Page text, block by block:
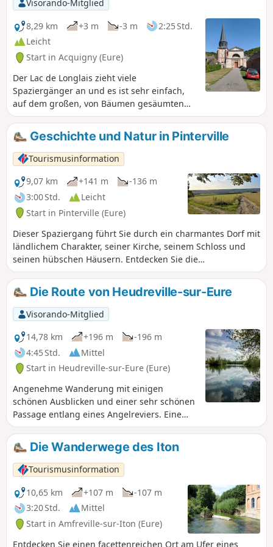
Visorando-Mitglied
8,29 km
+3 m -3 m
2:25 Std.
Leicht
Start in Acquigny (Eure)
Der Lac de Longlais zieht viele
Spaziergänger an und es ist sehr einfach,
auf dem großen, von Bäumen gesäumten
Parkplatz zu parken. Am Seeufer gibt es
einen Picknickplatz und einen Spielplatz.
Geschichte und Natur in Pinterville
Tourismusinformation
9,07 km
+141 m
-136 m
3:00 Std.
Leicht
Start in Pinterville (Eure)
Dieser Spaziergang führt Sie durch ein charmantes Dorf mit
ländlichem Charakter, seiner Kirche, seinem Schloss und
seinen hübschen Häusern. Entdecken Sie die
bezaubernden Ebenen, Hügel und Wälder und
fotografieren Sie die Fauna und Flora des Unterholzes und
die Vielzahl an wilden Orchideen, die in den Gräben am
Waldrand wachsen.
Die Route von Heudreville-sur-Eure
Visorando-Mitglied
14,78 km
+196 m
-196 m
4:45 Std.
Mittel
Start in Heudreville-sur-Eure (Eure)
Angenehme Wanderung mit einigen
schönen Ausblicken und einer sehr schönen
Passage entlang eines Angelreviers. Eine
gute Route, um diese hübsche Ecke des
Departements Eure zu entdecken.
Die Wanderwege des Iton
Tourismusinformation
10,65 km
+107 m
-107 m
3:20 Std.
Mittel
Start in Amfreville-sur-Iton (Eure)
Entdecken Sie einen facettenreichen Ort am Ufer eines